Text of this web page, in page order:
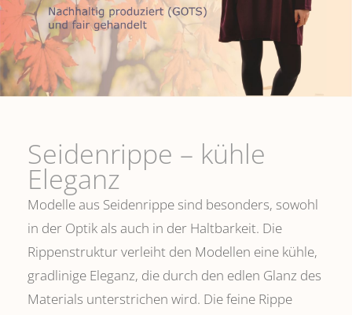
Seidenrippe­ – kühle
Eleganz
Modelle aus Seidenrippe sind besonders, sowohl
in der Optik als auch in der Haltbarkeit. Die
Rippenstruktur verleiht den Modellen eine kühle,
gradlinige Eleganz, die durch den edlen Glanz des
Materials unterstrichen wird. Die feine Rippe